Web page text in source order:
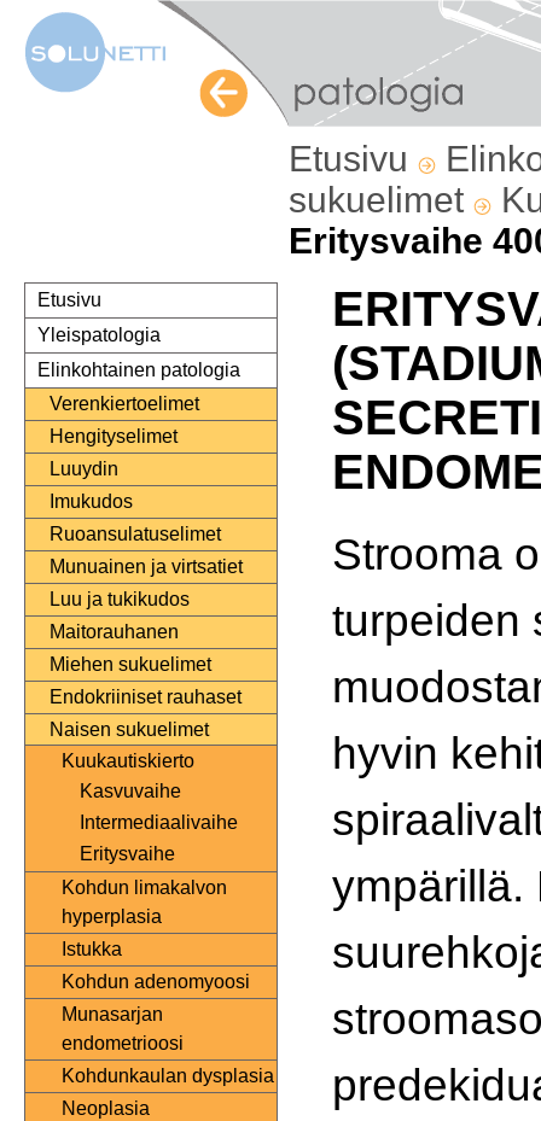
Etusivu
sukuelimet
Eritysvaihe
Etusivu
Yleispatologia
Elinkohtainen patologia
Verenkiertoelimet
Hengityselimet
Luuydin
Imukudos
Ruoansulatuselimet
Munuainen ja virtsatiet
Luu ja tukikudos
Maitorauhanen
Miehen sukuelimet
Endokriiniset rauhaset
Naisen sukuelimet
Kuukautiskierto
Kasvuvaihe
Intermediaalivaihe
Eritysvaihe
Kohdun limakalvon
hyperplasia
Istukka
Kohdun adenomyoosi
Munasarjan
endometrioosi
Kohdunkaulan dysplasia
Neoplasia
Strooma
turpeiden
hyvin
ympärillä.